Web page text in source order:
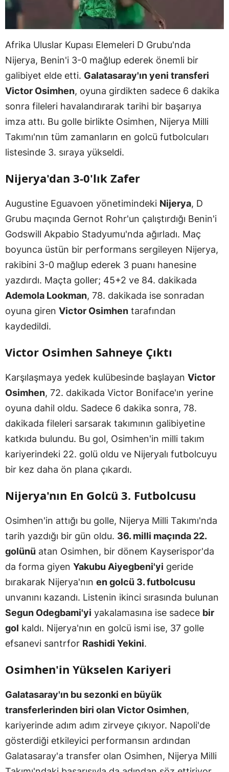
Afrika Uluslar Kupası Elemeleri D Grubu'nda
Nijerya, Benin'i 3-0 mağlup ederek önemli bir
galibiyet elde etti. Galatasaray'ın yeni transferi
Victor Osimhen, oyuna girdikten sadece 6 dakika
sonra fileleri havalandırarak tarihi bir başarıya
imza attı. Bu golle birlikte Osimhen, Nijerya Milli
Takımı'nın tüm zamanların en golcü futbolcuları
listesinde 3. sıraya yükseldi.
Nijerya'dan 3-0'lık Zafer
Augustine Eguavoen yönetimindeki Nijerya, D
Grubu maçında Gernot Rohr'un çalıştırdığı Benin'i
Godswill Akpabio Stadyumu'nda ağırladı. Maç
boyunca üstün bir performans sergileyen Nijerya,
rakibini 3-0 mağlup ederek 3 puanı hanesine
yazdırdı. Maçta goller; 45+2 ve 84. dakikada
Ademola Lookman, 78. dakikada ise sonradan
oyuna giren Victor Osimhen tarafından
kaydedildi.
Victor Osimhen Sahneye Çıktı
Karşılaşmaya yedek kulübesinde başlayan Victor
Osimhen, 72. dakikada Victor Boniface'ın yerine
oyuna dahil oldu. Sadece 6 dakika sonra, 78.
dakikada fileleri sarsarak takımının galibiyetine
katkıda bulundu. Bu gol, Osimhen'in milli takım
kariyerindeki 22. golü oldu ve Nijeryalı futbolcuyu
bir kez daha ön plana çıkardı.
Nijerya'nın En Golcü 3. Futbolcusu
Osimhen'in attığı bu golle, Nijerya Milli Takımı'nda
tarih yazdığı bir gün oldu. 36. milli maçında 22.
golünü atan Osimhen, bir dönem Kayserispor'da
da forma giyen Yakubu Aiyegbeni'yi geride
bırakarak Nijerya'nın en golcü 3. futbolcusu
unvanını kazandı. Listenin ikinci sırasında bulunan
Segun Odegbami'yi yakalamasına ise sadece bir
gol kaldı. Nijerya'nın en golcü ismi ise, 37 golle
efsanevi santrfor Rashidi Yekini.
Osimhen'in Yükselen Kariyeri
Galatasaray'ın bu sezonki en büyük
transferlerinden biri olan Victor Osimhen,
kariyerinde adım adım zirveye çıkıyor. Napoli'de
gösterdiği etkileyici performansın ardından
Galatasaray'a transfer olan Osimhen, Nijerya Milli